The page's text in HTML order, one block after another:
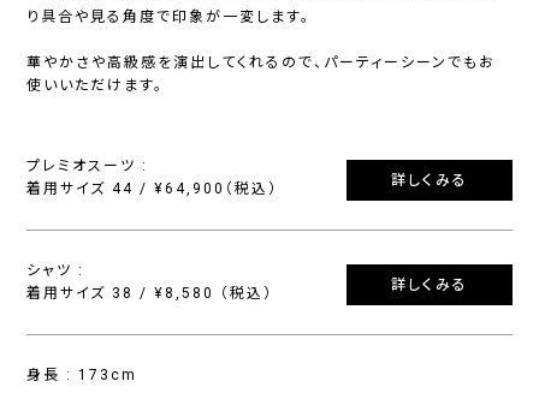
り具合や見る角度で印象が一変します。
華やかさや高級感を演出してくれるので、パーティーシーンでもお
使いいただけます。
プレミオスーツ :
着用サイズ 44 / ¥64,900（税込）
詳しくみる
シャツ :
着用サイズ 38 / ¥8,580 （税込）
詳しくみる
身長 : 173cm